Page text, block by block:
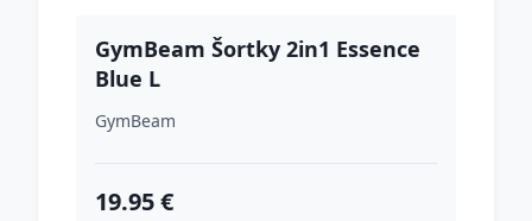
GymBeam Šortky 2in1 Essence
Blue L
GymBeam
19.95 €